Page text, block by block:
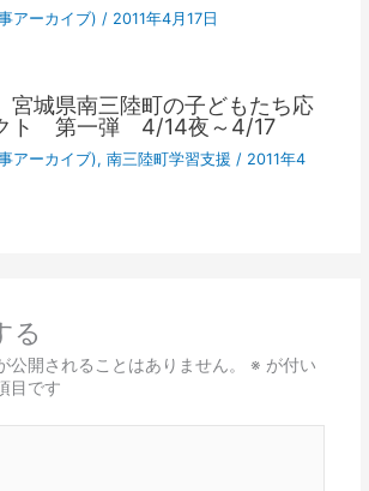
アーカイブ) / 2011年4月17日
宮城県南三陸町の子どもたち応
ト 第一弾 4/14夜～4/17
アーカイブ), 南三陸町学習支援 / 2011年4
る
公開されることはありません。 ※ が付い
目です